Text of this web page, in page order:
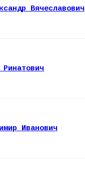
Вячеславович
Иванович